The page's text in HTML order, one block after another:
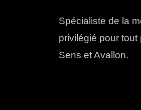
Spécialiste de la
privilégié pour
Sens et Avallon.